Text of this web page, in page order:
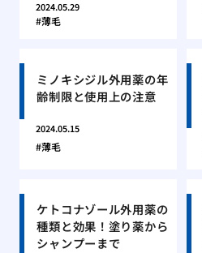
2024.05.29
薄毛
ミノキシジル外用薬の年
齢制限と使用上の注意
2024.05.15
薄毛
ケトコナゾール外用薬の
種類と効果！塗り薬から
シャンプーまで